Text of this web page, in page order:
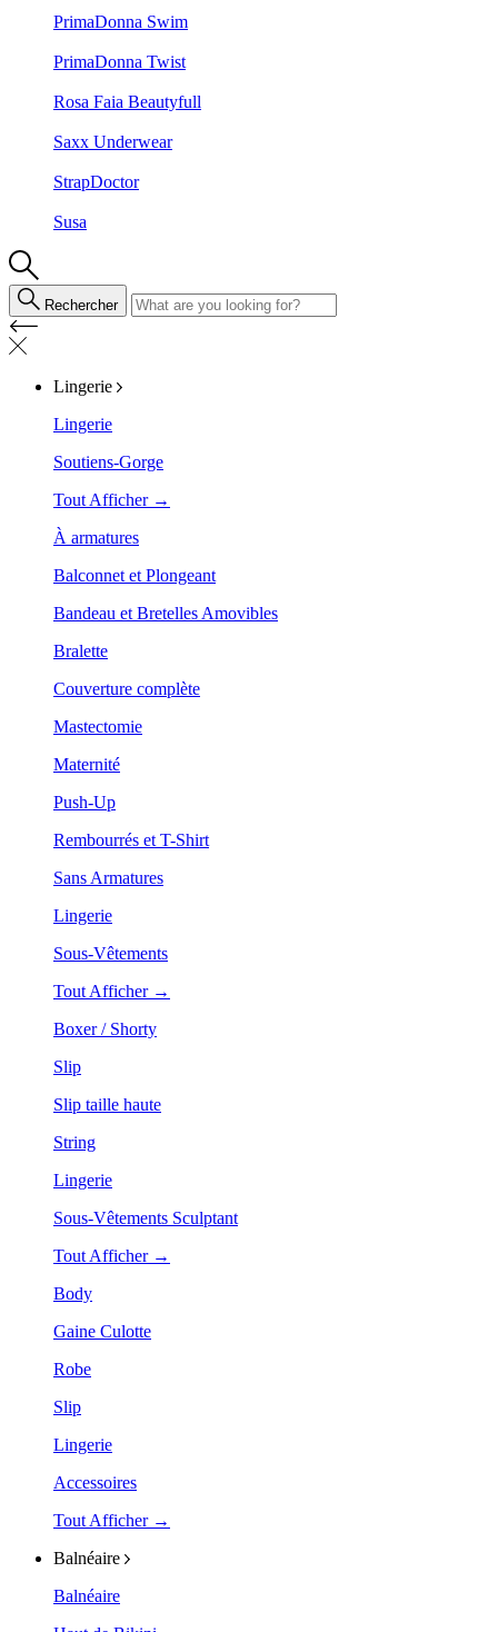
PrimaDonna Swim
PrimaDonna Twist
Rosa Faia Beautyfull
Saxx Underwear
StrapDoctor
Susa
Rechercher
Lingerie
Lingerie
Soutiens-Gorge
Tout Afficher →
À armatures
Balconnet et Plongeant
Bandeau et Bretelles Amovibles
Bralette
Couverture complète
Mastectomie
Maternité
Push-Up
Rembourrés et T-Shirt
Sans Armatures
Lingerie
Sous-Vêtements
Tout Afficher →
Boxer / Shorty
Slip
Slip taille haute
String
Lingerie
Sous-Vêtements Sculptant
Tout Afficher →
Body
Gaine Culotte
Robe
Slip
Lingerie
Accessoires
Tout Afficher →
Balnéaire
Balnéaire